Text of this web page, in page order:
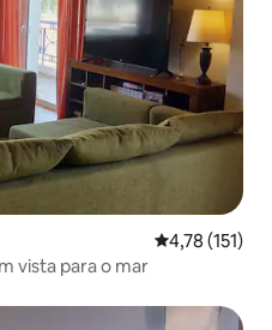
4,78 de uma
4,78 (151)
vista para o mar